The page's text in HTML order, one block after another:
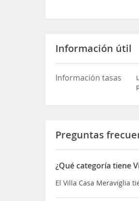
Información útil
Información tasas
Preguntas
¿Qué categoría tiene
El Villa Casa Meraviglia